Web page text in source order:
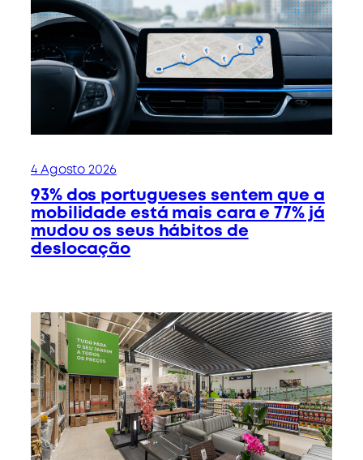
4 Agosto 2026
93% dos portugueses sentem que a
mobilidade está mais cara e 77% já
mudou os seus hábitos de
deslocação